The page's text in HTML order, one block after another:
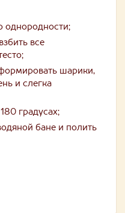
однородности;
все
шарики,
и слегка
градусах;
бане и полить